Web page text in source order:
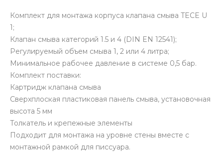
Комплект для монтажа корпуса клапана смыва TECE U
1;
Клапан смыва категорий 1.5 и 4 (DIN EN 12541);
Регулируемый объем смыва 1, 2 или 4 литра;
Минимальное рабочее давление в системе 0,5 бар.
Комплект поставки:
Картридж клапана смыва
Сверхплоская пластиковая панель смыва, установочная
высота 5 мм
Толкатель и крепежные элементы
Подходит для монтажа на уровне стены вместе с
монтажной рамкой для писсуара.